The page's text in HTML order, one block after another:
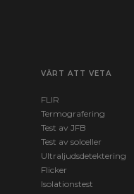
VÄRT ATT VETA
FLIR
Termografering
Test av JFB
Test av solceller
Ultraljudsdetektering
Flicker
Isolationstest